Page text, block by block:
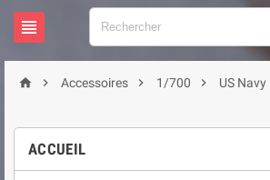

  Accessoires  1/700  US Navy
ACCUEIL